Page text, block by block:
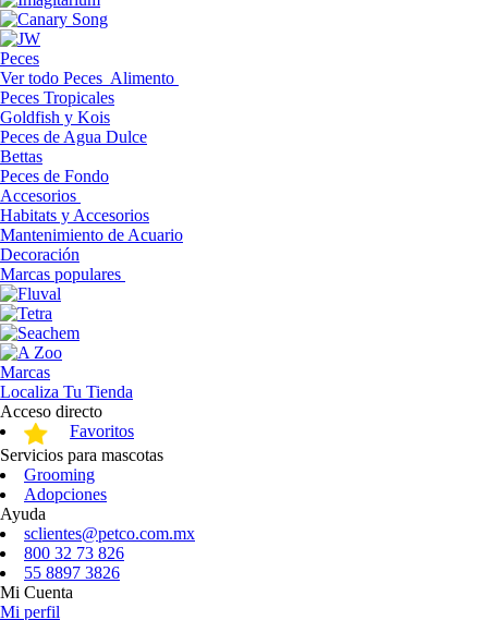
Peces
Ver todo Peces Alimento
Peces Tropicales
Goldfish y Kois
Peces de Agua Dulce
Bettas
Peces de Fondo
Accesorios
Habitats y Accesorios
Mantenimiento de Acuario
Decoración
Marcas populares
Marcas
Localiza Tu Tienda
Acceso directo
Favoritos
Servicios para mascotas
Grooming
Adopciones
Ayuda
sclientes@petco.com.mx
800 32 73 826
55 8897 3826
Mi Cuenta
Mi perfil